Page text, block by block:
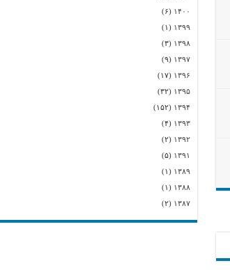
۱۴۰۰ (۶)
۱۳۹۹ (۱)
۱۳۹۸ (۳)
۱۳۹۷ (۹)
۱۳۹۶ (۱۷)
۱۳۹۵ (۳۲)
۱۳۹۴ (۱۵۲)
۱۳۹۳ (۴)
۱۳۹۲ (۲)
۱۳۹۱ (۵)
۱۳۸۹ (۱)
۱۳۸۸ (۱)
۱۳۸۷ (۲)